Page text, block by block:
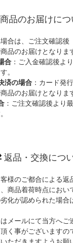
商品のお届けにつ
合は、ご注文確認後
品のお届けとなりま
合 ：ご入金確認後よ
。
済の場合 ：カード発
品のお届けとなりま
：ご注文確認後より
返品・交換につ
様のご都合による返
商品着荷時点におい
化が認められた場合
メールにて当方へご
く事がございますの